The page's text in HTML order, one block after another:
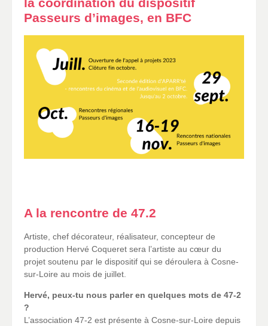
Passeurs d’images, en BFC
A la rencontre de 47.2
Artiste, chef décorateur, réalisateur, concepteur de
production Hervé Coqueret sera l’artiste au cœur du
projet soutenu par le dispositif qui se déroulera à Cosne-
sur-Loire au mois de juillet.
Hervé, peux-tu nous parler en quelques mots de 47-2
?
L’association 47-2 est présente à Cosne-sur-Loire depuis